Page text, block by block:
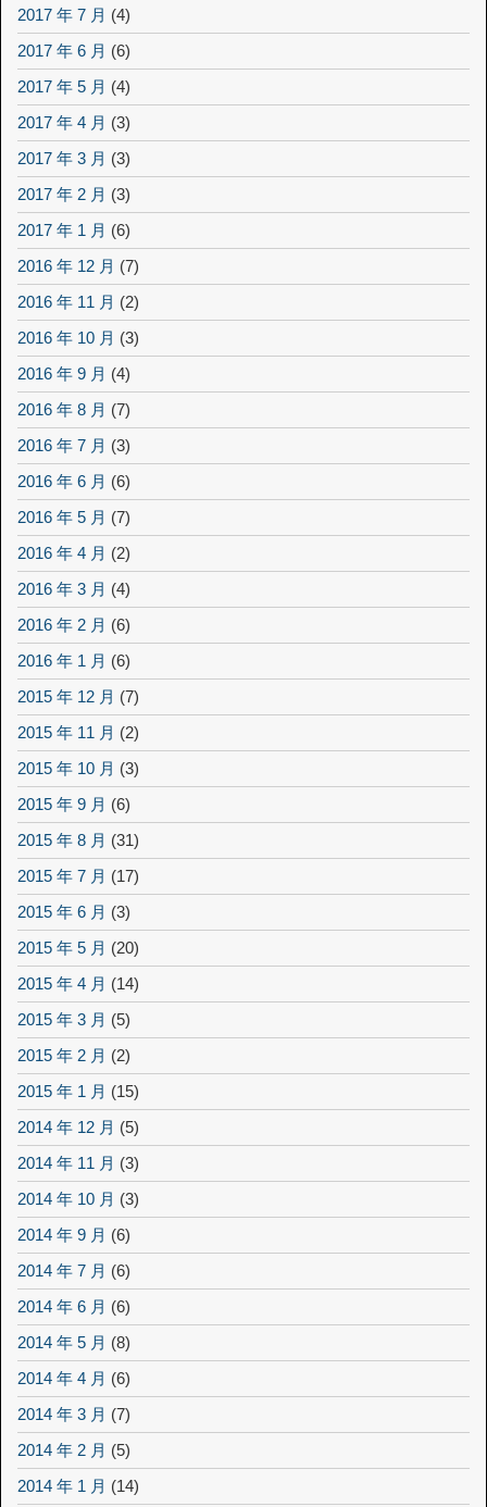
2017 年 7 月 (4)
2017 年 6 月 (6)
2017 年 5 月 (4)
2017 年 4 月 (3)
2017 年 3 月 (3)
2017 年 2 月 (3)
2017 年 1 月 (6)
2016 年 12 月 (7)
2016 年 11 月 (2)
2016 年 10 月 (3)
2016 年 9 月 (4)
2016 年 8 月 (7)
2016 年 7 月 (3)
2016 年 6 月 (6)
2016 年 5 月 (7)
2016 年 4 月 (2)
2016 年 3 月 (4)
2016 年 2 月 (6)
2016 年 1 月 (6)
2015 年 12 月 (7)
2015 年 11 月 (2)
2015 年 10 月 (3)
2015 年 9 月 (6)
2015 年 8 月 (31)
2015 年 7 月 (17)
2015 年 6 月 (3)
2015 年 5 月 (20)
2015 年 4 月 (14)
2015 年 3 月 (5)
2015 年 2 月 (2)
2015 年 1 月 (15)
2014 年 12 月 (5)
2014 年 11 月 (3)
2014 年 10 月 (3)
2014 年 9 月 (6)
2014 年 7 月 (6)
2014 年 6 月 (6)
2014 年 5 月 (8)
2014 年 4 月 (6)
2014 年 3 月 (7)
2014 年 2 月 (5)
2014 年 1 月 (14)